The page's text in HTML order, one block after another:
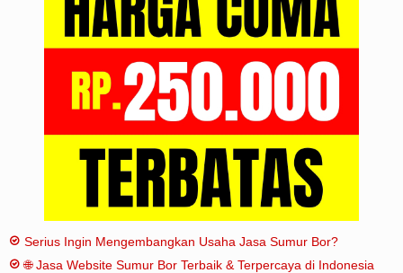
Serius Ingin Mengembangkan Usaha Jasa Sumur Bor?
🌐 Jasa Website Sumur Bor Terbaik & Terpercaya di Indonesia
Sitemap